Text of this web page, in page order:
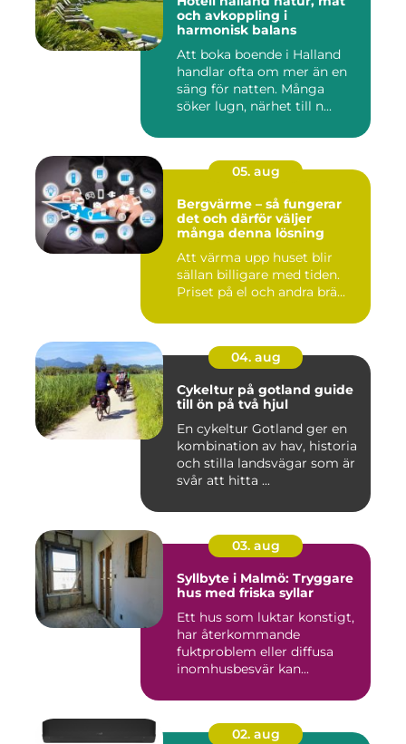
och avkoppling i
harmonisk balans
Att boka boende i Halland
handlar ofta om mer än en
säng för natten. Många
söker lugn, närhet till n...
05. aug
Bergvärme – så fungerar
det och därför väljer
många denna lösning
Att värma upp huset blir
sällan billigare med tiden.
Priset på el och andra brä...
04. aug
Cykeltur på gotland guide
till ön på två hjul
En cykeltur Gotland ger en
kombination av hav, historia
och stilla landsvägar som är
svår att hitta ...
03. aug
Syllbyte i Malmö: Tryggare
hus med friska syllar
Ett hus som luktar konstigt,
har återkommande
fuktproblem eller diffusa
inomhusbesvär kan...
02. aug